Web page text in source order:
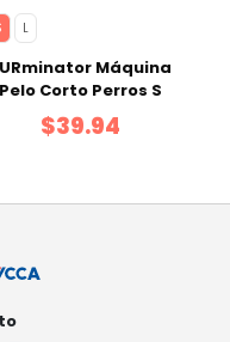
L
Máquina
Pelo Corto Perros S
$39.94